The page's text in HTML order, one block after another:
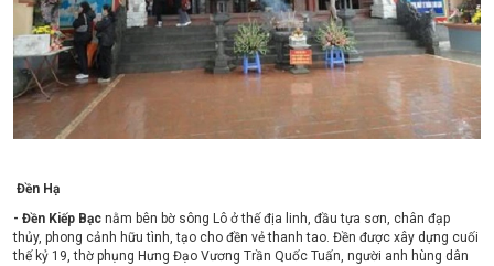
Đền Hạ
- Đền Kiếp Bạc nằm bên bờ sông Lô ở thế địa linh, đầu tựa sơn, chân đạp
thủy, phong cảnh hữu tình, tạo cho đền vẻ thanh tao. Đền được xây dựng cuối
thế kỷ 19, thờ phụng Hưng Đạo Vương Trần Quốc Tuấn, người anh hùng dân